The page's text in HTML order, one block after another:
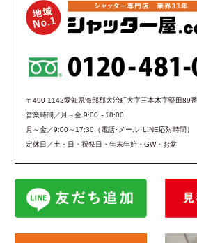
〒490-1142愛知県海部郡大治町大字三本木字堅田89
営業時間／月～金 9:00～18:00
月～金／9:00～17:30（電話･メール･LINE応対時間）
定休日／土・日・祝祭日・年末年始・GW・お盆